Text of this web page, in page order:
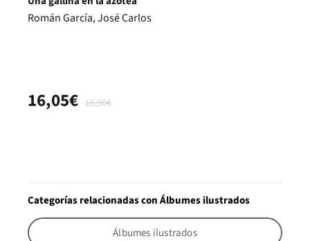
Román García, José Carlos
16,90€
16,05€
Categorías relacionadas con Álbumes ilustrados
Álbumes ilustrados